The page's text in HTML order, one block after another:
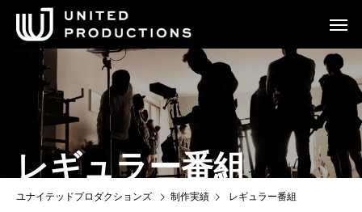
レギュラー番組
ユナイテッドプロダクションズ 制作実績 レギュラー番組